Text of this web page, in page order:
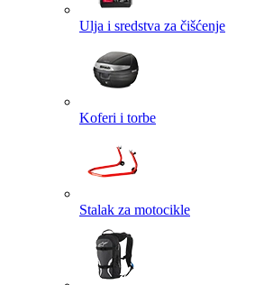
Ulja i sredstva za čišćenje
Koferi i torbe
Stalak za motocikle